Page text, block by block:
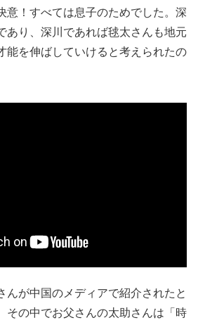
意！すべては息子のためでした。深
あり、深川であれば毬太さんも地元
能を伸ばしていけると考えられたの
んが中国のメディアで紹介されたと
その中でお父さんの太助さんは「時